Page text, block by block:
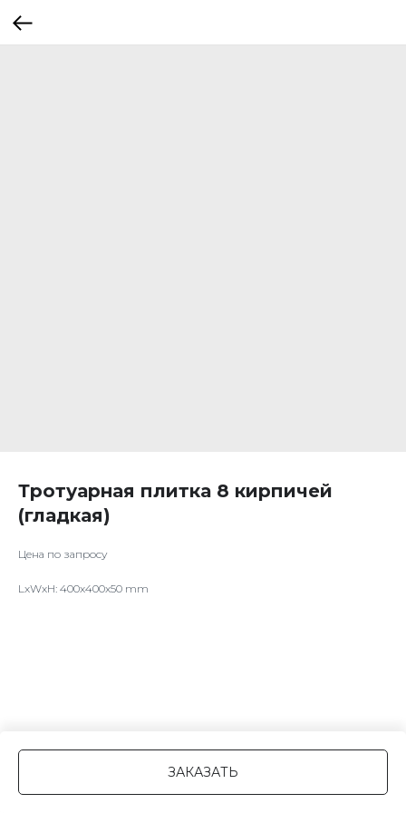
Тротуарная плитка 8 кирпичей
(гладкая)
ЗАКАЗАТЬ
Цена по запросу
LxWxH: 400x400x50 mm